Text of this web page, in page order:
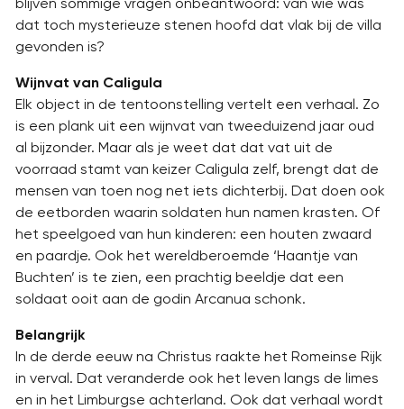
dat toch mysterieuze stenen hoofd dat vlak bij de villa
gevonden is?
Wijnvat van Caligula
Elk object in de tentoonstelling vertelt een verhaal. Zo
is een plank uit een wijnvat van tweeduizend jaar oud
al bijzonder. Maar als je weet dat dat vat uit de
voorraad stamt van keizer Caligula zelf, brengt dat de
mensen van toen nog net iets dichterbij. Dat doen ook
de eetborden waarin soldaten hun namen krasten. Of
het speelgoed van hun kinderen: een houten zwaard
en paardje. Ook het wereldberoemde ‘Haantje van
Buchten’ is te zien, een prachtig beeldje dat een
soldaat ooit aan de godin Arcanua schonk.
Belangrijk
In de derde eeuw na Christus raakte het Romeinse Rijk
in verval. Dat veranderde ook het leven langs de limes
en in het Limburgse achterland. Ook dat verhaal wordt